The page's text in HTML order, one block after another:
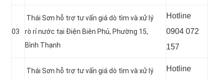
03
Thái Sơn hỗ trợ tư vấn giá dò tìm và xử lý
rò rỉ nước tại Điện Biên Phủ, Phường 15,
Bình Thạnh
Hotline
0904 072
157
Thái Sơn hỗ trợ tư vấn giá dò tìm và xử lý
Hotline